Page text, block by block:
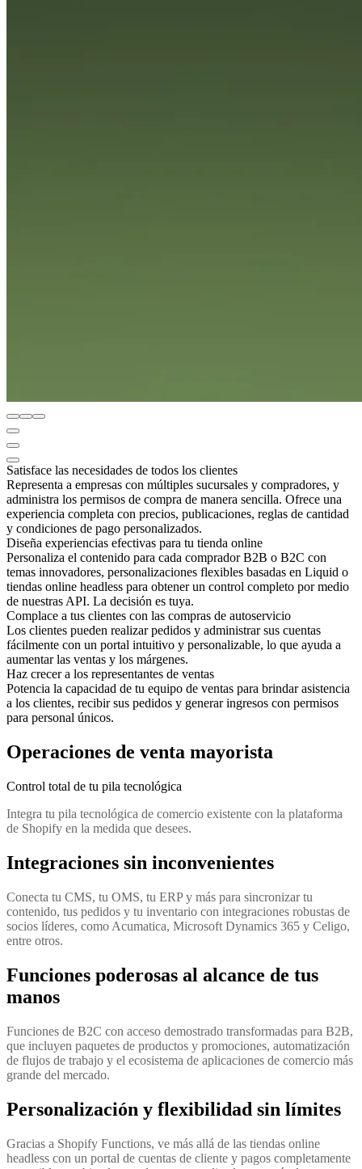
Satisface las necesidades de todos los clientes
Representa a empresas con múltiples sucursales y compradores, y
administra los permisos de compra de manera sencilla. Ofrece una
experiencia completa con precios, publicaciones, reglas de cantidad
y condiciones de pago personalizados.
Diseña experiencias efectivas para tu tienda online
Personaliza el contenido para cada comprador B2B o B2C con
temas innovadores, personalizaciones flexibles basadas en Liquid o
tiendas online headless para obtener un control completo por medio
de nuestras API. La decisión es tuya.
Complace a tus clientes con las compras de autoservicio
Los clientes pueden realizar pedidos y administrar sus cuentas
fácilmente con un portal intuitivo y personalizable, lo que ayuda a
aumentar las ventas y los márgenes.
Haz crecer a los representantes de ventas
Potencia la capacidad de tu equipo de ventas para brindar asistencia
a los clientes, recibir sus pedidos y generar ingresos con permisos
para personal únicos.
Operaciones de venta mayorista
Control total de tu pila tecnológica
Integra tu pila tecnológica de comercio existente con la plataforma
de Shopify en la medida que desees.
Integraciones sin inconvenientes
Conecta tu CMS, tu OMS, tu ERP y más para sincronizar tu
contenido, tus pedidos y tu inventario con integraciones robustas de
socios líderes, como Acumatica, Microsoft Dynamics 365 y Celigo,
entre otros.
Funciones poderosas al alcance de tus
manos
Funciones de B2C con acceso demostrado transformadas para B2B,
que incluyen paquetes de productos y promociones, automatización
de flujos de trabajo y el ecosistema de aplicaciones de comercio más
grande del mercado.
Personalización y flexibilidad sin límites
Gracias a Shopify Functions, ve más allá de las tiendas online
headless con un portal de cuentas de cliente y pagos completamente